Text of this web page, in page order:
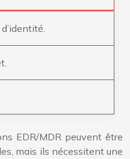
EDR/MDR peuvent être
mais ils nécessitent une